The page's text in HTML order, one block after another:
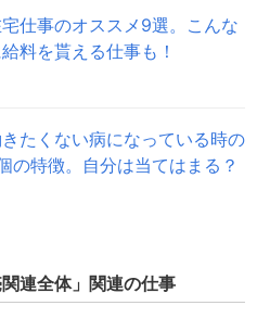
仕事のオススメ9選。こんな
料を貰える仕事も！
たくない病になっている時の
の特徴。自分は当てはまる？
連全体」関連の仕事